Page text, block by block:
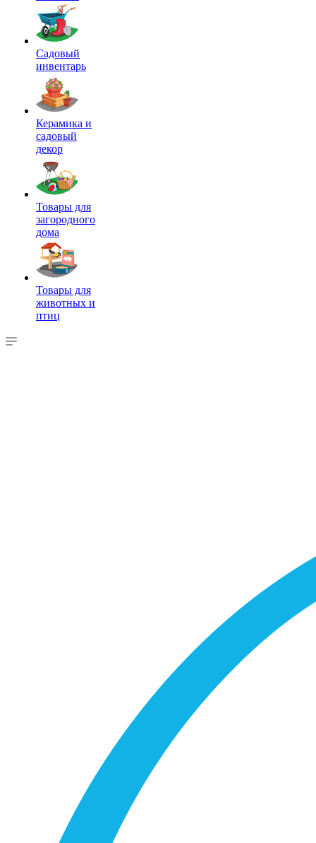
Садовый
инвентарь
Керамика и
садовый
декор
Товары для
загородного
дома
Товары для
животных и
птиц